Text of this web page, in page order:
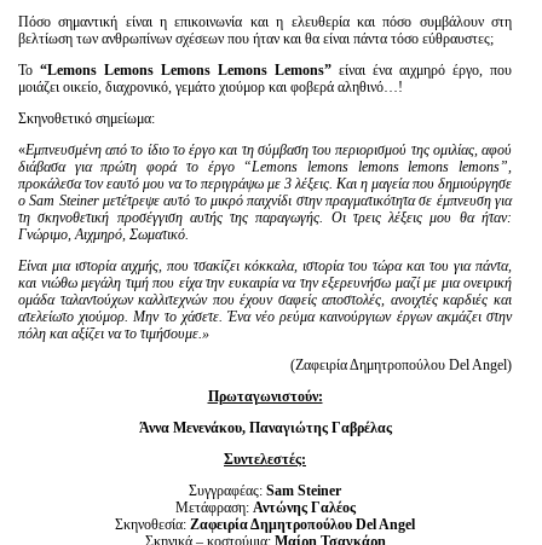
Πόσο σημαντική είναι η επικοινωνία και η ελευθερία και πόσο συμβάλουν στη
βελτίωση των ανθρωπίνων σχέσεων που ήταν και θα είναι πάντα τόσο εύθραυστες;
Το “Lemons Lemons Lemons Lemons Lemons” είναι ένα αιχμηρό έργο, που
μοιάζει οικείο, διαχρονικό, γεμάτο χιούμορ και φοβερά αληθινό…!
Σκηνοθετικό σημείωμα:
«Εμπνευσμένη από το ίδιο το έργο και τη σύμβαση του περιορισμού της ομιλίας, αφού
διάβασα για πρώτη φορά το έργο “Lemons lemons lemons lemons lemons”,
προκάλεσα τον εαυτό μου να το περιγράψω με 3 λέξεις. Και η μαγεία που δημιούργησε
ο Sam Steiner μετέτρεψε αυτό το μικρό παιχνίδι στην πραγματικότητα σε έμπνευση για
τη σκηνοθετική προσέγγιση αυτής της παραγωγής. Οι τρεις λέξεις μου θα ήταν:
Γνώριμο, Αιχμηρό, Σωματικό.
Είναι μια ιστορία αιχμής, που τσακίζει κόκκαλα, ιστορία του τώρα και του για πάντα,
και νιώθω μεγάλη τιμή που είχα την ευκαιρία να την εξερευνήσω μαζί με μια ονειρική
ομάδα ταλαντούχων καλλιτεχνών που έχουν σαφείς αποστολές, ανοιχτές καρδιές και
ατελείωτο χιούμορ. Μην το χάσετε. Ένα νέο ρεύμα καινούργιων έργων ακμάζει στην
πόλη και αξίζει να το τιμήσουμε.»
(Ζαφειρία Δημητροπούλου Del Angel)
Πρωταγωνιστούν:
Άννα Μενενάκου, Παναγιώτης Γαβρέλας
Συντελεστές:
Συγγραφέας: Sam Steiner
Μετάφραση: Αντώνης Γαλέος
Σκηνοθεσία: Ζαφειρία Δημητροπούλου Del Angel
Σκηνικά – κοστούμια:Μαίρη Τσαγκάρη